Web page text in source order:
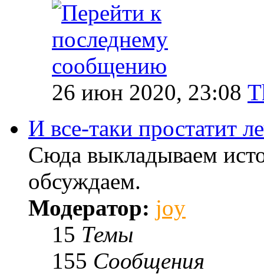
26 июн 2020, 23:08
И все-таки простатит
Сюда выкладываем
обсуждаем.
Модератор: joy
15 Темы
155 Сообщения